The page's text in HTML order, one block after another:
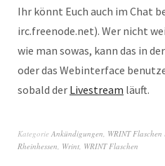
Ihr könnt Euch auch im Chat
irc.freenode.net). Wer nicht
wie man sowas, kann das in der
oder das Webinterface
sobald der Livestream läuft.
Kategorie Ankündigungen, WRINT Flaschen
Rheinhessen, Wrint, WRINT Flaschen